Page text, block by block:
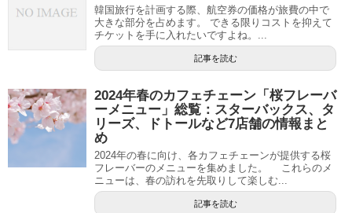
韓国旅行を計画する際、航空券の価格が旅費の中で
大きな部分を占めます。 できる限りコストを抑えて
チケットを手に入れたいですよね。...
記事を読む
2024年春のカフェチェーン「桜フレーバ
ーメニュー」総覧：スターバックス、タ
リーズ、ドトールなど7店舗の情報まと
め
2024年の春に向け、各カフェチェーンが提供する桜
フレーバーのメニューを集めました。 これらのメ
ニューは、春の訪れを先取りして楽しむ...
記事を読む